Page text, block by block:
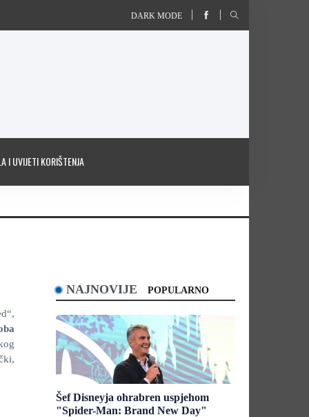
DARK MODE
I UVIJETI KORIŠTENJA
NAJNOVIJE POPULARNO
Šef Disneyja ohrabren uspjehom
"Spider-Man: Brand New Day"